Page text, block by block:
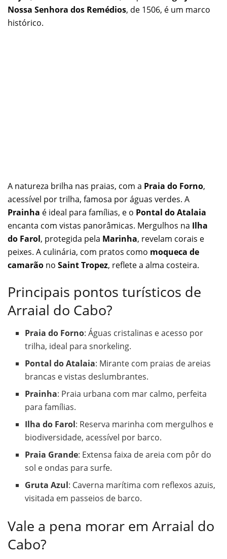
Nossa Senhora dos Remédios, de 1506, é um marco
histórico.
A natureza brilha nas praias, com a Praia do Forno,
acessível por trilha, famosa por águas verdes. A
Prainha é ideal para famílias, e o Pontal do Atalaia
encanta com vistas panorâmicas. Mergulhos na Ilha
do Farol, protegida pela Marinha, revelam corais e
peixes. A culinária, com pratos como moqueca de
camarão no Saint Tropez, reflete a alma costeira.
Principais pontos turísticos de
Arraial do Cabo?
Praia do Forno: Águas cristalinas e acesso por
trilha, ideal para snorkeling.
Pontal do Atalaia: Mirante com praias de areias
brancas e vistas deslumbrantes.
Prainha: Praia urbana com mar calmo, perfeita
para famílias.
Ilha do Farol: Reserva marinha com mergulhos e
biodiversidade, acessível por barco.
Praia Grande: Extensa faixa de areia com pôr do
sol e ondas para surfe.
Gruta Azul: Caverna marítima com reflexos azuis,
visitada em passeios de barco.
Vale a pena morar em Arraial do
Cabo?